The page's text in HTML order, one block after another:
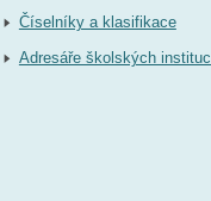
Číselníky a klasifikace
Adresáře školských